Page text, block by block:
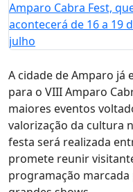
A cidade de Amparo já
para o VIII Amparo
maiores eventos
valorização da cultura
festa será realizada
promete reunir
programação